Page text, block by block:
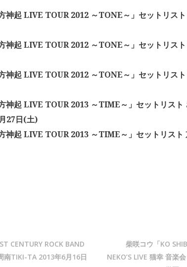
神起 LIVE TOUR 2012 ～TONE～」セットリス
神起 LIVE TOUR 2012 ～TONE～」セットリス
神起 LIVE TOUR 2012 ～TONE～」セットリス
神起 LIVE TOUR 2013 ～TIME～」セットリスト
27日(土)
神起 LIVE TOUR 2013 ～TIME～」セットリスト
CENTURY ROCK BAND
南TIKI-TA 2013年6月16日
柴咲コウ「KO
NEKO’S LIVE 猫幸 音楽